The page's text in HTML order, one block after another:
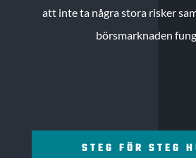
att inte ta några stora risker
börsmarknaden
STEG FÖR STEG